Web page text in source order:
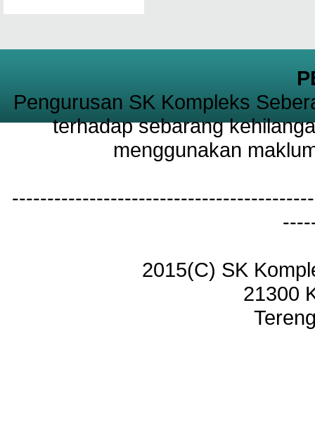
Pengurusan SK Kompleks
terhadap sebarang
menggunakan
2015(C) SK
21300